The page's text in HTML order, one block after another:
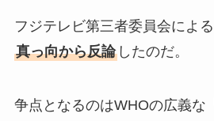
フジテレビ第三者委員会によ
真っ向から反論したのだ。
争点となるのはWHOの広義な